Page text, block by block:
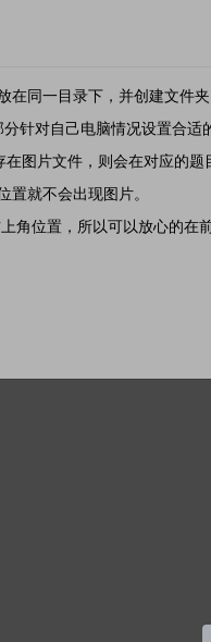
在同一目录下，并创建文件
针对自己电脑情况设置合适
图片文件，则会在对应的
就不会出现图片。
角位置，所以可以放心的在